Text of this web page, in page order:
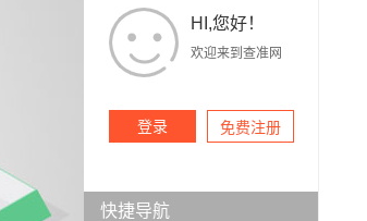
HI,您好！
欢迎来到查准网
登录 免费注册
快捷导航